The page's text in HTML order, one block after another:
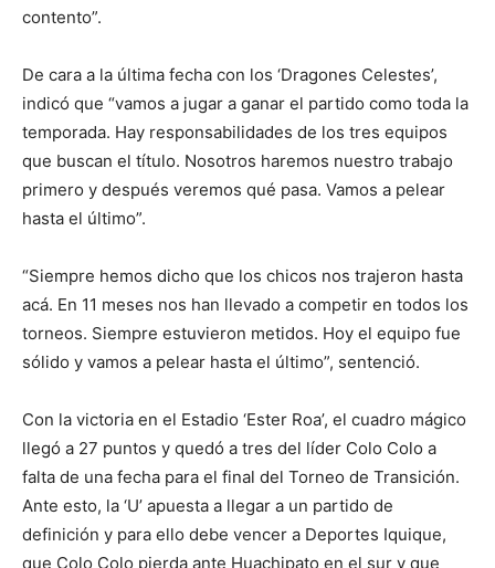
contento”.
De cara a la última fecha con los ‘Dragones Celestes’,
indicó que “vamos a jugar a ganar el partido como toda la
temporada. Hay responsabilidades de los tres equipos
que buscan el título. Nosotros haremos nuestro trabajo
primero y después veremos qué pasa. Vamos a pelear
hasta el último”.
“Siempre hemos dicho que los chicos nos trajeron hasta
acá. En 11 meses nos han llevado a competir en todos los
torneos. Siempre estuvieron metidos. Hoy el equipo fue
sólido y vamos a pelear hasta el último”, sentenció.
Con la victoria en el Estadio ‘Ester Roa’, el cuadro mágico
llegó a 27 puntos y quedó a tres del líder Colo Colo a
falta de una fecha para el final del Torneo de Transición.
Ante esto, la ‘U’ apuesta a llegar a un partido de
definición y para ello debe vencer a Deportes Iquique,
que Colo Colo pierda ante Huachipato en el sur y que